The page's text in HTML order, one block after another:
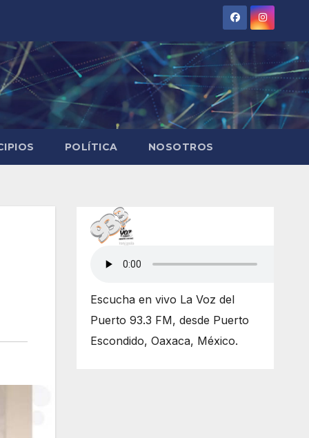
POLÍTICA NOSOTROS
Escucha en vivo La Voz del
Puerto 93.3 FM, desde Puerto
Escondido, Oaxaca, México.